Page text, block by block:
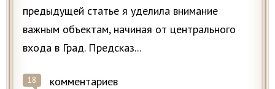
предыдущей статье я уделила внимание
важным объектам, начиная от центрального
входа в Град. Предсказ...
18 комментариев